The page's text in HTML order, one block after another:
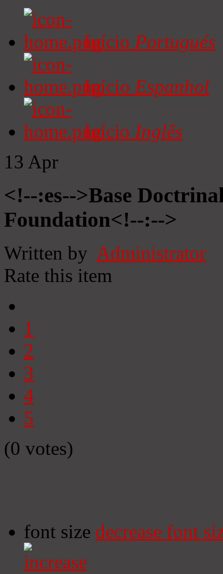
Início Portugués
Início Espanhol
Início Inglês
13 Apr
<!--:es-->Base
Foundation<!--:-->
Written by Administrator
Rate this item
1
2
3
4
5
(0 votes)
font size decrease font